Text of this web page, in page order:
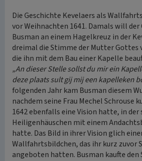
Die Geschichte Kevelaers als
vor Weihnachten 1641. Damals will
Busman an einem Hagelkreuz in der
dreimal die Stimme der Mutter Gottes
die ihn mit dem Bau einer Kapelle
„An dieser Stelle sollst du mir ein
deze plaats sult gij mij een kapelleken
folgenden Jahr kam Busman diesem
nachdem seine Frau Mechel Schrouse
1642 ebenfalls eine Vision hatte, in der
Heiligenhäuschen mit einem
hatte. Das Bild in ihrer Vision glich
Wallfahrtsbildchen, das ihr kurz zuvor
angeboten hatten. Busman kaufte den